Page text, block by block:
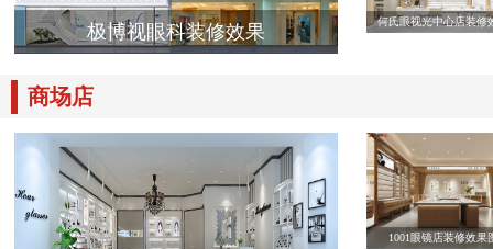
极博视眼科装修效果 何氏眼视光中心店装修
商场店
1001眼镜店装修效果